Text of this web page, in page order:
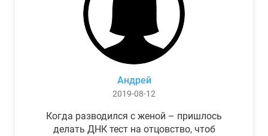
Андрей
2019-08-12
Когда разводился с женой – пришлось
делать ДНК тест на отцовство, чтоб